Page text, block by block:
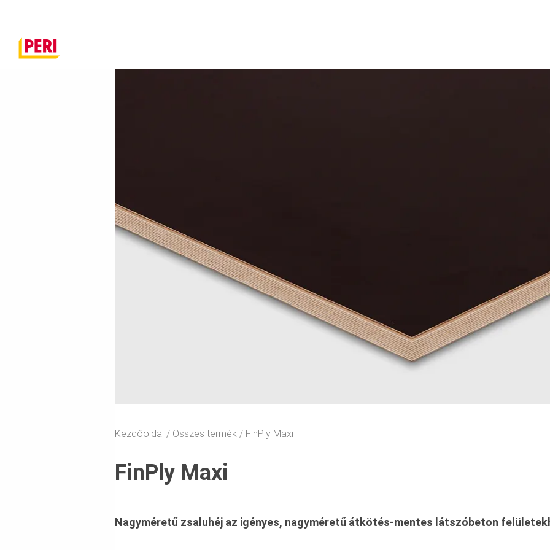
Kezdőoldal Összes termék FinPly Maxi
FinPly Maxi
Nagyméretű zsaluhéj az igényes, nagyméretű átkötés-mentes látszóbeton